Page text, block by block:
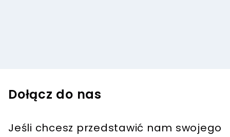
Dołącz do nas
Jeśli chcesz przedstawić nam swojego